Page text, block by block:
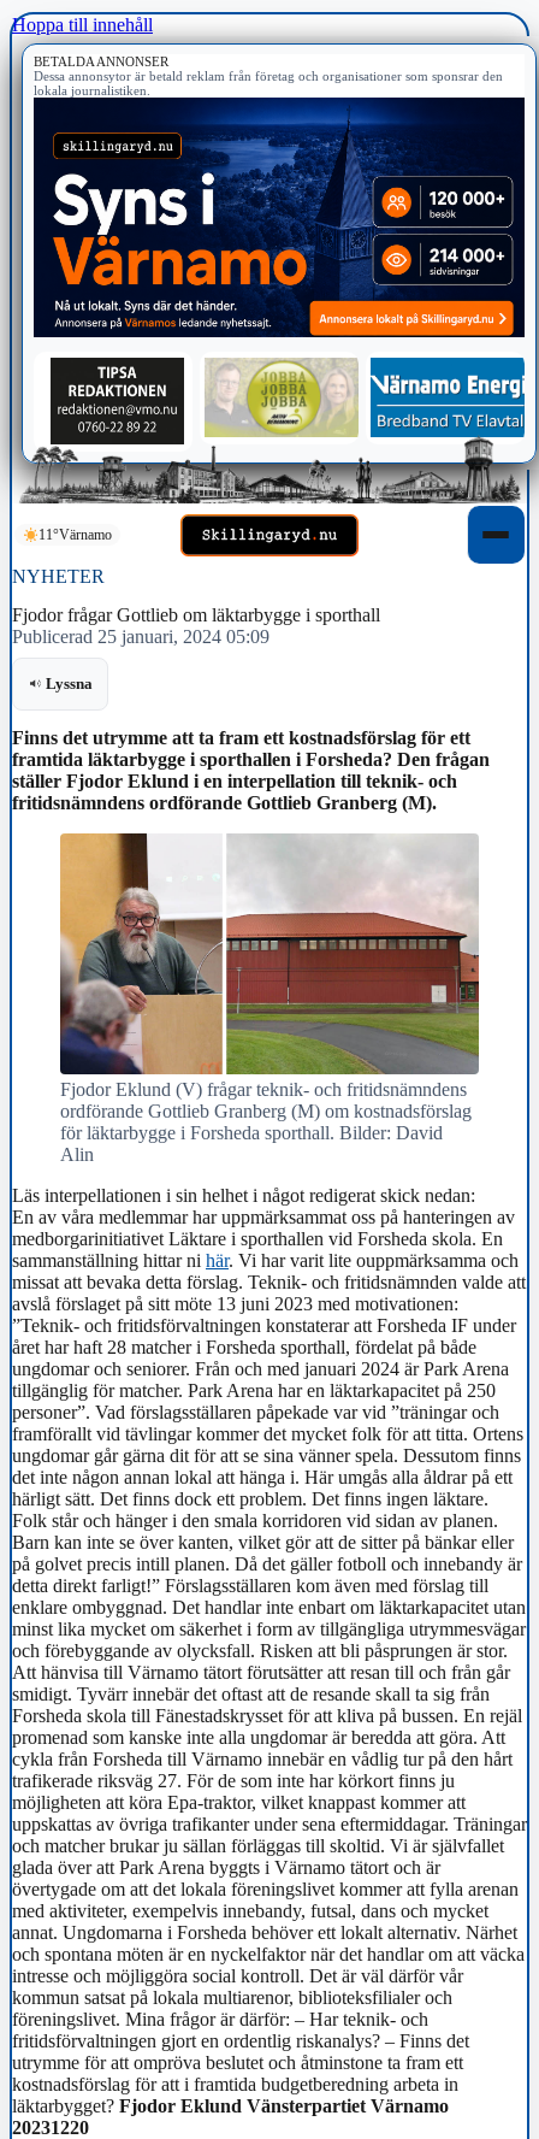
Hoppa till innehåll
BETALDA ANNONSER
Dessa annonsytor är betald reklam från företag och organisationer som sponsrar den
lokala journalistiken.
11°Värnamo
NYHETER
Fjodor frågar Gottlieb om läktarbygge i sporthall
Publicerad 25 januari, 2024 05:09
Lyssna
Finns det utrymme att ta fram ett kostnadsförslag för ett
framtida läktarbygge i sporthallen i Forsheda? Den frågan
ställer Fjodor Eklund i en interpellation till teknik- och
fritidsnämndens ordförande Gottlieb Granberg (M).
Fjodor Eklund (V) frågar teknik- och fritidsnämndens
ordförande Gottlieb Granberg (M) om kostnadsförslag
för läktarbygge i Forsheda sporthall. Bilder: David
Alin
Läs interpellationen i sin helhet i något redigerat skick nedan:
En av våra medlemmar har uppmärksammat oss på hanteringen av
medborgarinitiativet Läktare i sporthallen vid Forsheda skola. En
sammanställning hittar ni här. Vi har varit lite ouppmärksamma och
missat att bevaka detta förslag. Teknik- och fritidsnämnden valde att
avslå förslaget på sitt möte 13 juni 2023 med motivationen:
”Teknik- och fritidsförvaltningen konstaterar att Forsheda IF under
året har haft 28 matcher i Forsheda sporthall, fördelat på både
ungdomar och seniorer. Från och med januari 2024 är Park Arena
tillgänglig för matcher. Park Arena har en läktarkapacitet på 250
personer”. Vad förslagsställaren påpekade var vid ”träningar och
framförallt vid tävlingar kommer det mycket folk för att titta. Ortens
ungdomar går gärna dit för att se sina vänner spela. Dessutom finns
det inte någon annan lokal att hänga i. Här umgås alla åldrar på ett
härligt sätt. Det finns dock ett problem. Det finns ingen läktare.
Folk står och hänger i den smala korridoren vid sidan av planen.
Barn kan inte se över kanten, vilket gör att de sitter på bänkar eller
på golvet precis intill planen. Då det gäller fotboll och innebandy är
detta direkt farligt!” Förslagsställaren kom även med förslag till
enklare ombyggnad. Det handlar inte enbart om läktarkapacitet utan
minst lika mycket om säkerhet i form av tillgängliga utrymmesvägar
och förebyggande av olycksfall. Risken att bli påsprungen är stor.
Att hänvisa till Värnamo tätort förutsätter att resan till och från går
smidigt. Tyvärr innebär det oftast att de resande skall ta sig från
Forsheda skola till Fänestadskrysset för att kliva på bussen. En rejäl
promenad som kanske inte alla ungdomar är beredda att göra. Att
cykla från Forsheda till Värnamo innebär en vådlig tur på den hårt
trafikerade riksväg 27. För de som inte har körkort finns ju
möjligheten att köra Epa-traktor, vilket knappast kommer att
uppskattas av övriga trafikanter under sena eftermiddagar. Träningar
och matcher brukar ju sällan förläggas till skoltid. Vi är självfallet
glada över att Park Arena byggts i Värnamo tätort och är
övertygade om att det lokala föreningslivet kommer att fylla arenan
med aktiviteter, exempelvis innebandy, futsal, dans och mycket
annat. Ungdomarna i Forsheda behöver ett lokalt alternativ. Närhet
och spontana möten är en nyckelfaktor när det handlar om att väcka
intresse och möjliggöra social kontroll. Det är väl därför vår
kommun satsat på lokala multiarenor, biblioteksfilialer och
föreningslivet. Mina frågor är därför: – Har teknik- och
fritidsförvaltningen gjort en ordentlig riskanalys? – Finns det
utrymme för att ompröva beslutet och åtminstone ta fram ett
kostnadsförslag för att i framtida budgetberedning arbeta in
läktarbygget? Fjodor Eklund Vänsterpartiet Värnamo
20231220